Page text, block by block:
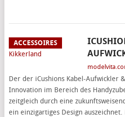
ACCESSOIRES
Der der iCushions Kabel-Aufwickler
Innovation im Bereich des
zeitgleich durch eine
ein einzigartiges Design auszeichnet.